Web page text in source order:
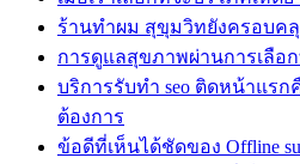
ร้านทำผม สุขุมวิทยังครอบค
การดูแลสุขภาพผ่านการเลือ
บริการรับทำ seo ติดหน้าแร
ต้องการ
ข้อดีที่เห็นได้ชัดของ Offline